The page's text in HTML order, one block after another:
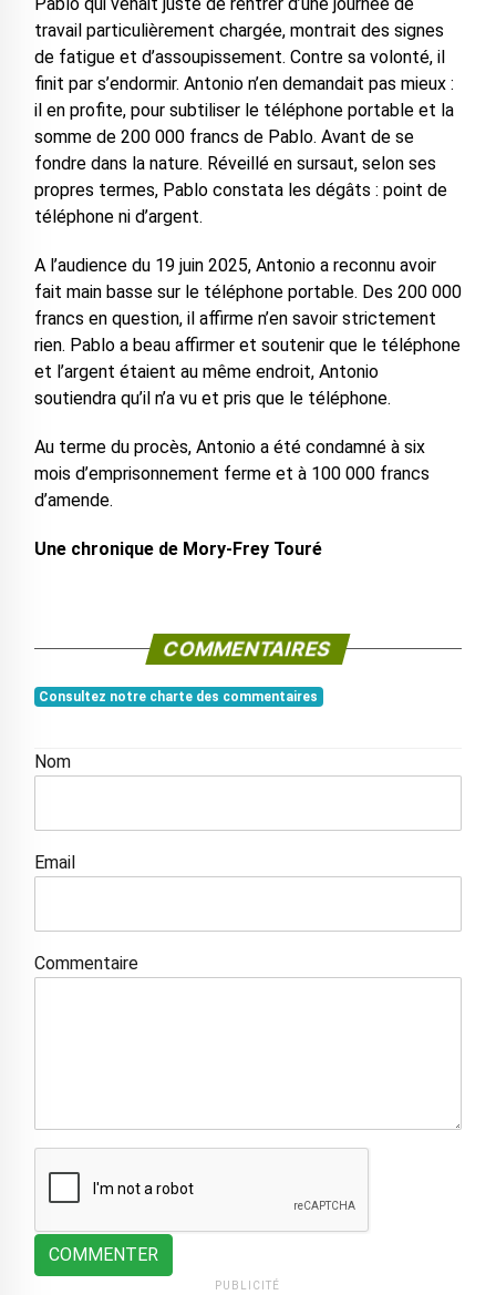
travail particulièrement chargée, montrait des signes
de fatigue et d’assoupissement. Contre sa volonté, il
finit par s’endormir. Antonio n’en demandait pas mieux :
il en profite, pour subtiliser le téléphone portable et la
somme de 200 000 francs de Pablo. Avant de se
fondre dans la nature. Réveillé en sursaut, selon ses
propres termes, Pablo constata les dégâts : point de
téléphone ni d’argent.
A l’audience du 19 juin 2025, Antonio a reconnu avoir
fait main basse sur le téléphone portable. Des 200 000
francs en question, il affirme n’en savoir strictement
rien. Pablo a beau affirmer et soutenir que le téléphone
et l’argent étaient au même endroit, Antonio
soutiendra qu’il n’a vu et pris que le téléphone.
Au terme du procès, Antonio a été condamné à six
mois d’emprisonnement ferme et à 100 000 francs
d’amende.
Une chronique de Mory-Frey Touré
COMMENTAIRES
Consultez notre charte des commentaires
Nom
Email
Commentaire
COMMENTER
PUBLICITÉ